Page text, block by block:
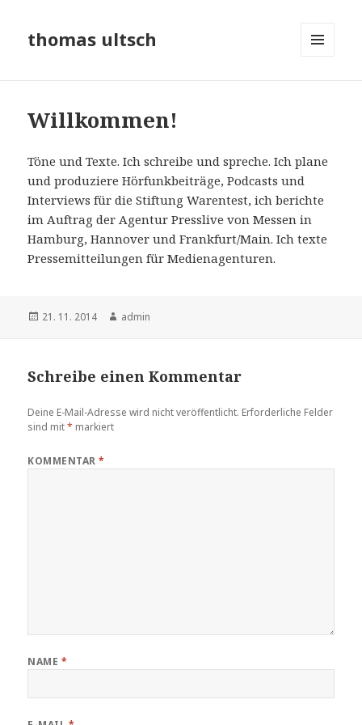
thomas ultsch
Willkommen!
Töne und Texte. Ich schreibe und spreche. Ich plane
und produziere Hörfunkbeiträge, Podcasts und
Interviews für die Stiftung Warentest, ich berichte
im Auftrag der Agentur Presslive von Messen in
Hamburg, Hannover und Frankfurt/Main. Ich texte
Pressemitteilungen für Medienagenturen.
Veröffentlicht
21. 11. 2014 Autor
admin
Schreibe einen Kommentar
Deine E-Mail-Adresse wird nicht veröffentlicht. Erforderliche Felder
sind mit* markiert
KOMMENTAR*
NAME *